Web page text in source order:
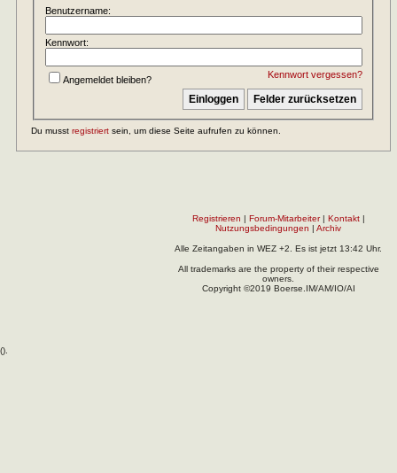
Benutzername:
Kennwort:
Kennwort vergessen?
Angemeldet bleiben?
Du musst registriert sein, um diese Seite aufrufen zu können.
Registrieren | Forum-Mitarbeiter| Kontakt|
Nutzungsbedingungen | Archiv
Alle Zeitangaben in WEZ +2. Es ist jetzt 13:42 Uhr.
All trademarks are the property of their respective
owners.
Copyright ©2019 Boerse.IM/AM/IO/AI
().